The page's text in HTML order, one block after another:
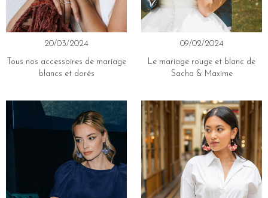
20/03/2024
Tous nos accessoires de mariage
blancs et dorés
09/02/2024
Le mariage rouge et blanc de
Sacha & Maxime